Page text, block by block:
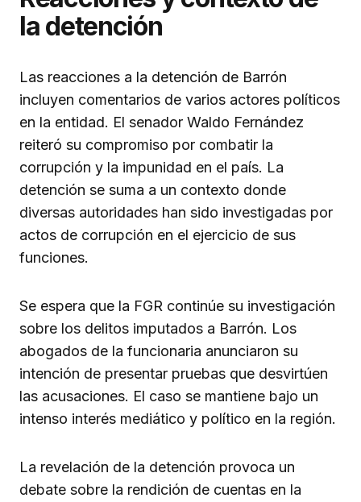
la detención
Las reacciones a la detención de Barrón
incluyen comentarios de varios actores políticos
en la entidad. El senador Waldo Fernández
reiteró su compromiso por combatir la
corrupción y la impunidad en el país. La
detención se suma a un contexto donde
diversas autoridades han sido investigadas por
actos de corrupción en el ejercicio de sus
funciones.
Se espera que la FGR continúe su investigación
sobre los delitos imputados a Barrón. Los
abogados de la funcionaria anunciaron su
intención de presentar pruebas que desvirtúen
las acusaciones. El caso se mantiene bajo un
intenso interés mediático y político en la región.
La revelación de la detención provoca un
debate sobre la rendición de cuentas en la